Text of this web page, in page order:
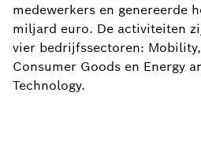
medewerkers en genereerde
miljard euro. De activiteiten
vier bedrijfssectoren:
Consumer Goods en Energy
Technology.